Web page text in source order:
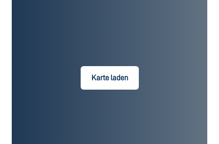
Karte laden